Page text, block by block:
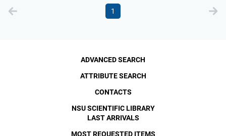
1
ADVANCED SEARCH
ATTRIBUTE SEARCH
CONTACTS
NSU SCIENTIFIC LIBRARY
LAST ARRIVALS
MOST REQUESTED ITEMS